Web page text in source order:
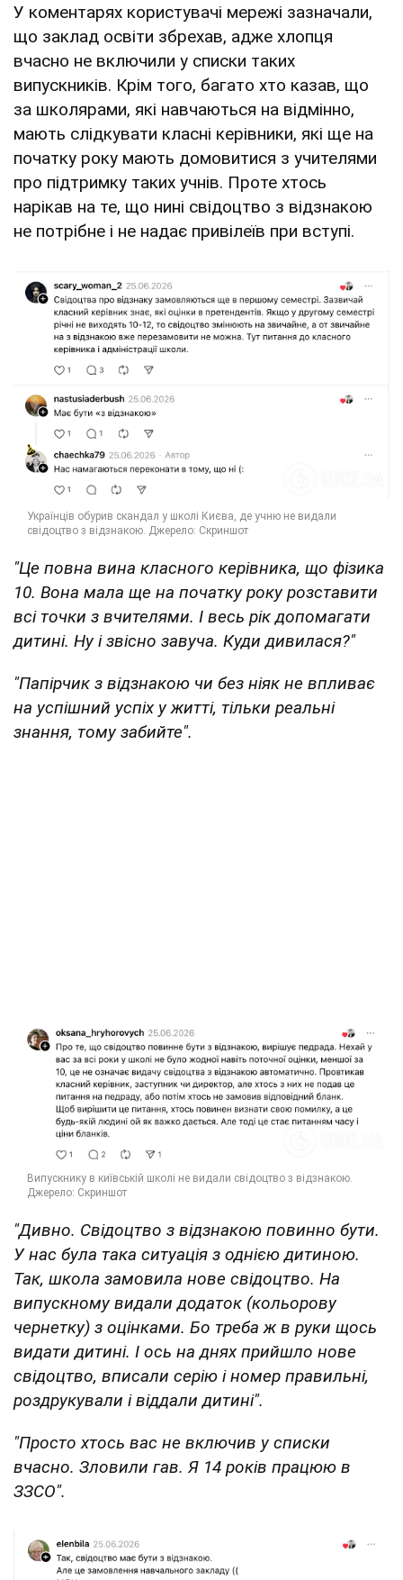
У коментарях користувачі мережі зазначали,
що заклад освіти збрехав, адже хлопця
вчасно не включили у списки таких
випускників. Крім того, багато хто казав, що
за школярами, які навчаються на відмінно,
мають слідкувати класні керівники, які ще на
початку року мають домовитися з учителями
про підтримку таких учнів. Проте хтось
нарікав на те, що нині свідоцтво з відзнакою
не потрібне і не надає привілеїв при вступі.
"Це повна вина класного керівника, що фізика
10. Вона мала ще на початку року розставити
всі точки з вчителями. І весь рік допомагати
дитині. Ну і звісно завуча. Куди дивилася?"
"Папірчик з відзнакою чи без ніяк не впливає
на успішний успіх у житті, тільки реальні
знання, тому забийте".
"Дивно. Свідоцтво з відзнакою повинно бути.
У нас була така ситуація з однією дитиною.
Так, школа замовила нове свідоцтво. На
випускному видали додаток (кольорову
чернетку) з оцінками. Бо треба ж в руки щось
видати дитині. І ось на днях прийшло нове
свідоцтво, вписали серію і номер правильні,
роздрукували і віддали дитині".
"Просто хтось вас не включив у списки
вчасно. Зловили гав. Я 14 років працюю в
ЗЗСО".